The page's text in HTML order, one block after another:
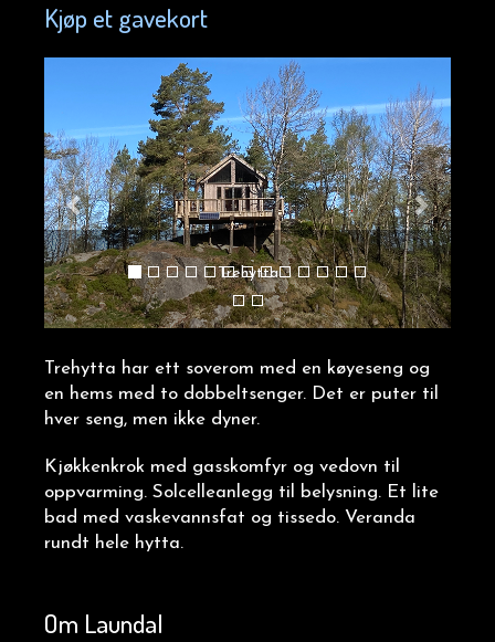
Kjøp et gavekort
Trehytta
Trehytta har ett soverom med en køyeseng og
en hems med to dobbeltsenger. Det er puter til
hver seng, men ikke dyner.
Kjøkkenkrok med gasskomfyr og vedovn til
oppvarming. Solcelleanlegg til belysning. Et lite
bad med vaskevannsfat og tissedo. Veranda
rundt hele hytta.
Om Laundal